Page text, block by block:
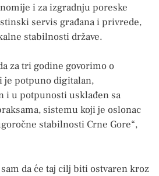
i za izgradnju poreske
servis građana i privrede,
stabilnosti države.
za tri godine govorimo o
je potpuno digitalan,
i u potpunosti usklađen sa
sistemu koji je oslonac
stabilnosti Crne Gore“,
da će taj cilj biti ostvaren kroz